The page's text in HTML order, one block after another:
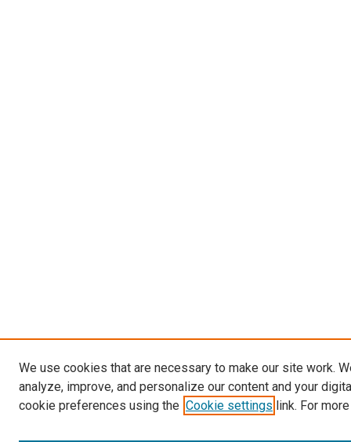
We use cookies that are necessary to make our site work.
analyze, improve, and personalize our content and your
cookie preferences using the Cookie settings link. For